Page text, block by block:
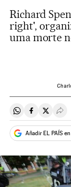
Richard
right',
uma morte
Compartir en
Compartir
Añadir EL PAÍS